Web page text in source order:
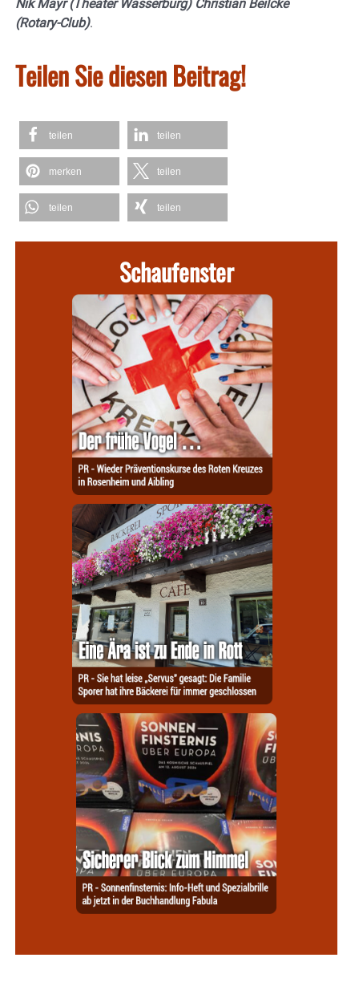
Nik Mayr (Theater Wasserburg) Christian Beilcke
(Rotary-Club).
Teilen Sie diesen Beitrag!
teilen teilen
merken teilen
teilen teilen
Schaufenster